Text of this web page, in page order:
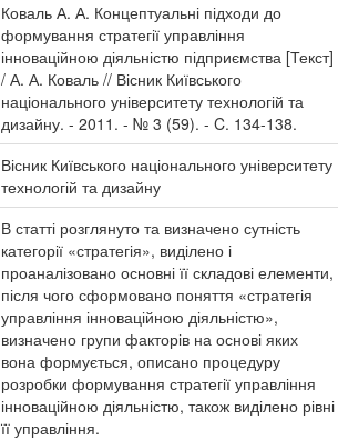
Коваль А. А. Концептуальні підходи до
формування стратегії управління
інноваційною діяльністю підприємства [Текст]
/ А. А. Коваль // Вісник Київського
національного університету технологій та
дизайну. - 2011. - № 3 (59). - C. 134-138.
Вісник Київського національного університету
технологій та дизайну
В статті розглянуто та визначено сутність
категорії «стратегія», виділено і
проаналізовано основні її складові елементи,
після чого сформовано поняття «стратегія
управління інноваційною діяльністю»,
визначено групи факторів на основі яких
вона формується, описано процедуру
розробки формування стратегії управління
інноваційною діяльністю, також виділено рівні
її управління.